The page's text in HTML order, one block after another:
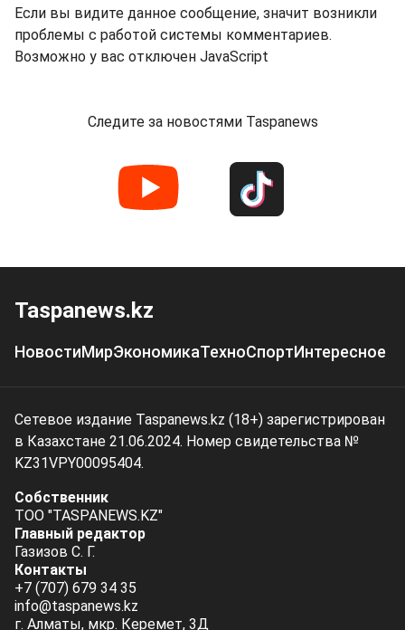
Если вы видите данное сообщение, значит возникли
проблемы с работой системы комментариев.
Возможно у вас отключен JavaScript
Следите за новостями Taspanews
Taspanews.kz
НовостиМирЭкономикаТехноСпортИнтересное
Сетевое издание Taspanews.kz (18+) зарегистрирован
в Казахстане 21.06.2024. Номер свидетельства №
KZ31VPY00095404.
Собственник
ТОО "TASPANEWS.KZ"
Главный редактор
Газизов С. Г.
Контакты
+7 (707) 679 34 35
info@taspanews.kz
г. Алматы, мкр. Керемет, 3Д